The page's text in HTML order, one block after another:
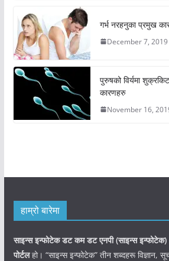
गर्भ नरहनुका प्रमुख
December 7, 2019
पुरुषको विर्यमा
कारणहरु
November 16,
हाम्रो बारेमा
साइन्स इन्फोटेक डट कम डट एनपी (साइन्सइन्फोटेक)
पोर्टलहो। “साइन्स इन्फोटेक” तीन शब्दहरू विज्ञान,